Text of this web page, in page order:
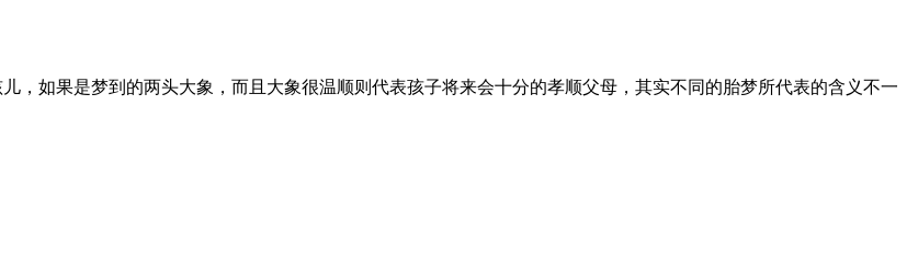
，如果是梦到的两头大象，而且大象很温顺则代表孩子将来会十分的孝顺父母，其实不同的胎梦所代表的含义不一